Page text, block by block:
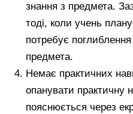
знання з предмета.
тоді, коли учень
потребує
предмета.
Немає практичних
опанувати практичну
пояснюється через